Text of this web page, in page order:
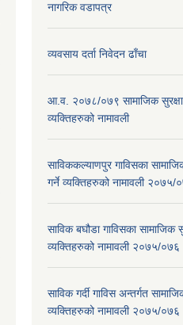
नागरिक वडापत्र
व्यवसाय दर्ता निवेदन ढाँचा
आ.व. २०७८/०७९ सामाजिक सुरक्षा
व्यक्तिहरुको नामावली
साविककल्याणपुर गाविसका
गर्ने व्यक्तिहरुको नामावली २०७५/
साविक बघौडा गाविसका सामाजिक
व्यक्तिहरुको नामावली २०७५/०७६
साविक गर्दी गाविस अन्तर्गत
व्यक्तिहरुको नामावली २०७५/०७६